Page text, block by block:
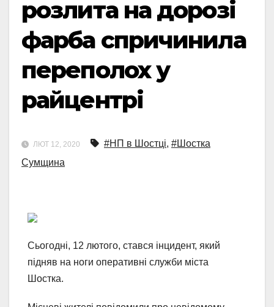
розлита на дорозі
фарба спричинила
переполох у
райцентрі
ЛЮТ 12, 2020 #НП в Шостці, #Шостка
Сумщина
Сьогодні, 12 лютого, стався інцидент, який
підняв на ноги оперативні служби міста
Шостка.